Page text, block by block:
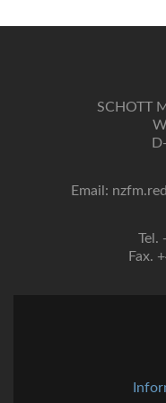
SCHOTT
Email:
Tel.
Fax.